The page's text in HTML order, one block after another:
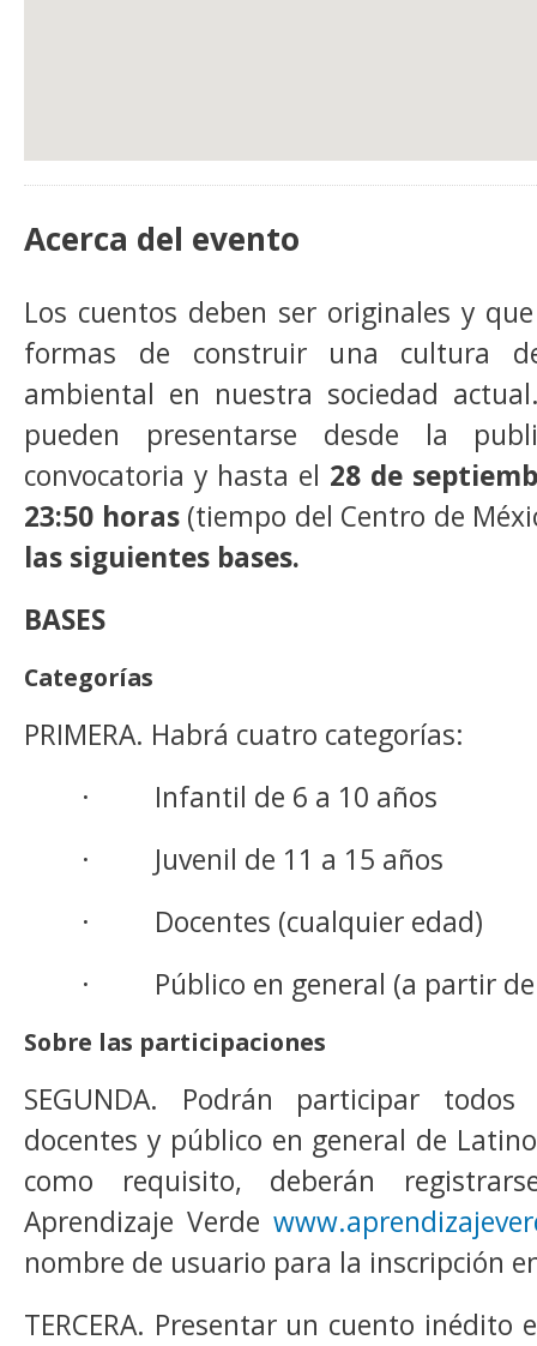
Acerca del evento
Los cuentos deben ser originales y
formas de construir una cultura
ambiental en nuestra sociedad
pueden presentarse desde la
convocatoria y hasta el 28 de
23:50 horas (tiempo del Centro de
las siguientes bases.
BASES
Categorías
PRIMERA. Habrá cuatro categorías:
· Infantil de 6 a 10 años
· Juvenil de 11 a 15 años
· Docentes (cualquier edad)
· Público en general (a partir de
Sobre las participaciones
SEGUNDA. Podrán participar
docentes y público en general de
como requisito, deberán
Aprendizaje Verde
nombre de usuario para la inscripción
TERCERA. Presentar un cuento inédito